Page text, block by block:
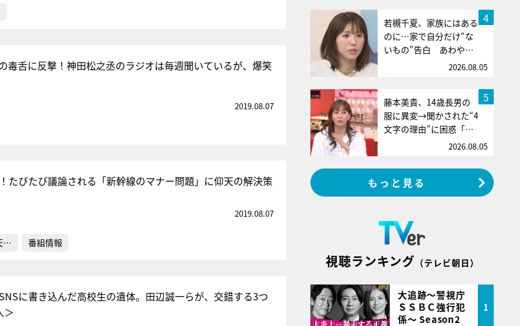
毒舌に反撃！神田松之丞のラジオは毎週聞いているが、爆笑
2019.08.07
たびたび議論される「新幹線のマナー問題」に仰天の解決策
2019.08.07
… 番組情報
に書き込んだ高校生の遺体。田辺誠一らが、交錯する3つ
＞
4
若槻千夏、家族にはある
のに…家で自分だけ“な
いもの”告白 あわや…
2026.08.05
5
藤本美貴、14歳長男の
服に異変→聞かされた“4
文字の理由”に困惑「…
2026.08.05
もっと見る
視聴ランキング （テレビ朝日）
大追跡～警視庁
ＳＳＢＣ強行犯
係～ Season2
1